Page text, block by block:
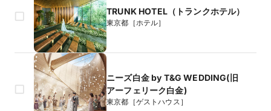
TRUNK HOTEL（トランクホテル）
東京都［ホテル］
ニーズ白金 by T&G WEDDING(旧
アーフェリーク白金)
東京都［ゲストハウス］